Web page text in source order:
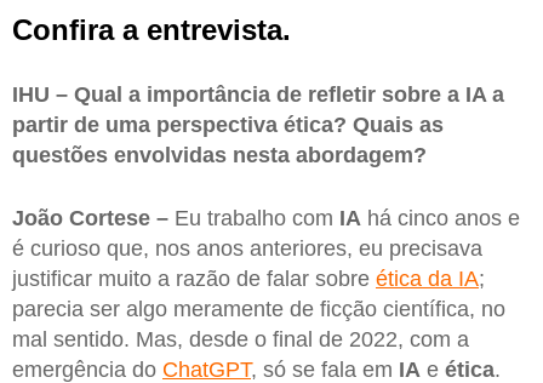
Confira a entrevista.
IHU – Qual a importância de refletir sobre a IA a
partir de uma perspectiva ética? Quais as
questões envolvidas nesta abordagem?
João Cortese – Eu trabalho com IA há cinco anos e
é curioso que, nos anos anteriores, eu precisava
justificar muito a razão de falar sobre ética da IA;
parecia ser algo meramente de ficção científica, no
mal sentido. Mas, desde o final de 2022, com a
emergência do ChatGPT, só se fala em IA e ética.